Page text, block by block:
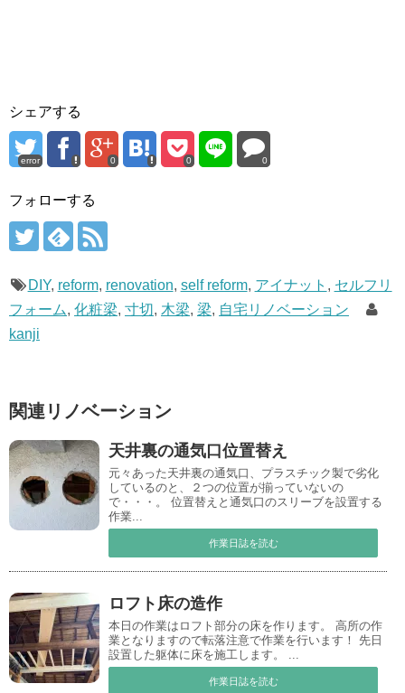
シェアする
error 0 0 0
フォローする
DIY, reform, renovation, self reform, アイナット , セルフリ
フォーム, 化粧梁, 寸切, 木梁, 梁, 自宅リノベーション
kanji
関連リノベーション
天井裏の通気口位置替え
元々あった天井裏の通気口、プラスチック製で劣化
しているのと、２つの位置が揃っていないの
で・・・。 位置替えと通気口のスリーブを設置する
作業...
作業日誌を読む
ロフト床の造作
本日の作業はロフト部分の床を作ります。 高所の作
業となりますので転落注意で作業を行います！ 先日
設置した躯体に床を施工します。 ...
作業日誌を読む